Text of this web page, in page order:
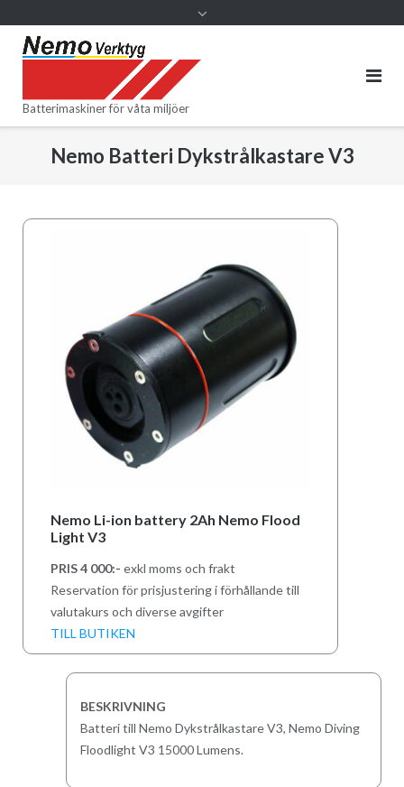
Batterimaskiner för våta miljöer
Nemo Batteri Dykstrålkastare V3
Nemo Li-ion battery 2Ah Nemo Flood
Light V3
PRIS 4 000:- exkl moms och frakt
Reservation för prisjustering i förhållande till
valutakurs och diverse avgifter
TILL BUTIKEN
BESKRIVNING
Batteri till Nemo Dykstrålkastare V3, Nemo Diving
Floodlight V3 15000 Lumens.